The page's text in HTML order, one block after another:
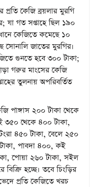
প্রতি কেজি ব্রয়লার মুরগি
যা গত সপ্তাহে ছিল ১৯০
কেজিতে কমেছে ১০
জাতের মুরগির।
গুনতে হবে ৩০০ টাকা;
গরুর মাংসের কেজি
তুলনায় অপরিবর্তিত
পাঙ্গাস ২০০ টাকা থেকে
৩৫০ থেকে ৪০০ টাকা,
৪৫০ টাকা, বেলে ২৫০
পাবদা ৪০০, কই
পোয়া ২৬০ টাকা, সইল
হচ্ছে। তবে চিংড়ির
প্রতি কেজিতে খরচ